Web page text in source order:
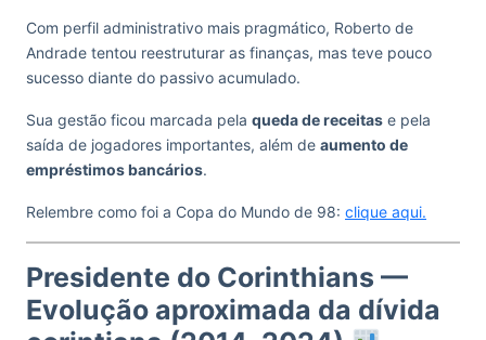
Com perfil administrativo mais pragmático, Roberto de
Andrade tentou reestruturar as finanças, mas teve pouco
sucesso diante do passivo acumulado.
Sua gestão ficou marcada pela queda de receitas e pela
saída de jogadores importantes, além de aumento de
empréstimos bancários.
Relembre como foi a Copa do Mundo de 98: clique aqui.
Presidente do Corinthians —
Evolução aproximada da dívida